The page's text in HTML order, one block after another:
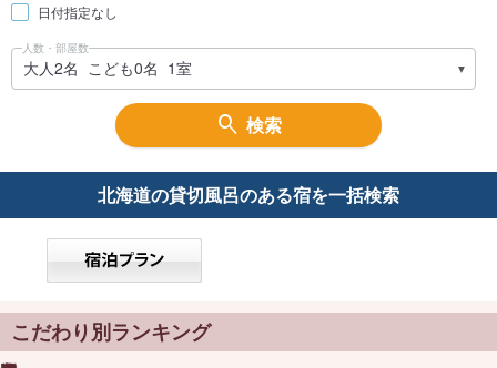
日付指定なし
人数・部屋数
検索
北海道の貸切風呂のある宿を一括検索
こだわり別ランキング